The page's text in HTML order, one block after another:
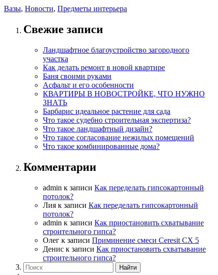
Вазы, Новости, Предметы интерьера
Свежие записи
Ландшафтное благоустройство загородного
участка
Как делать ремонт в новой квартире
Баня своими руками
Асфальт и его особенности
КВАРТИРЫ В НОВОСТРОЙКЕ, ЧТО НУЖНО
ЗНАТЬ
Барбарис идеальное растение для сада
Что такое судебно строительная экспертиза?
Что такое ландшафтный дизайн?
Что такое согласование нежилых помещений
Что такое комбинированные дома?
Комментарии
admin к записи Как переделать гипсокартонный
потолок?
Лия к записи Как переделать гипсокартонный
потолок?
admin к записи Как приостановить схватывание
строительного гипса?
Олег к записи Приминение смеси Ceresit СХ 5
Денис к записи Как приостановить схватывание
строительного гипса?